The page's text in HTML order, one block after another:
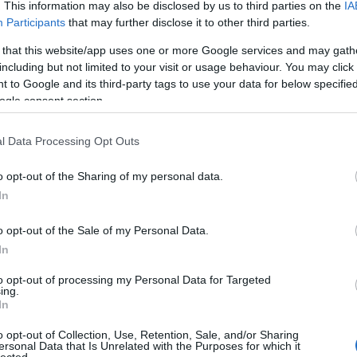
This information may also be disclosed by us to third parties on the
Participants that may further disclose it to other third parties.
that this website/app uses one or more Google services and may
but not limited to your visit or usage behaviour. You may
to Google and its third-party tags to use your data for below
consent section.
Data Processing Opt Outs
opt-out of the Sharing of my personal data.
opt-out of the Sale of my Personal Data.
opt-out of processing my Personal Data for Targeted
opt-out of Collection, Use, Retention, Sale, and/or Sharing
Data that Is Unrelated with the Purposes for which it
ajánlani mindkettőt (ahogy a sorozatok
korábbi darabjait is) azoknak, akik még
hozzon a nyuszi a gyerekeknek. A kiadói
ajánlás szerint Babaróka és a kuflik
történetei is a 3–6…
Tovább
Szólj hozzá!
2022. március 23.
Könyvkritika: Moira
Butterfield: A méhek
titkos élete és Christiane
találmányok (2022)
ismeretterjesztő könyvek kiadásában
ablakos könyveiket forgatjuk, és
borzasztó kíváncsi voltam, hogy a